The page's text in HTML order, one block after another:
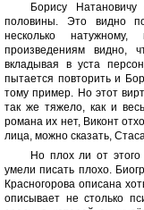
Борису
половины. Это видно
несколько
произведениям видно,
вкладывая в уста
пытается повторить и
тому пример. Но этот
так же тяжело, как и
романа их нет, Виконт
лица, можно сказать,
Но плох ли от
умели писать плохо.
Красногорова описана
описывает не столько